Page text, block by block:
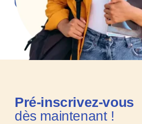
Pré-inscrivez-vous
dès maintenant !